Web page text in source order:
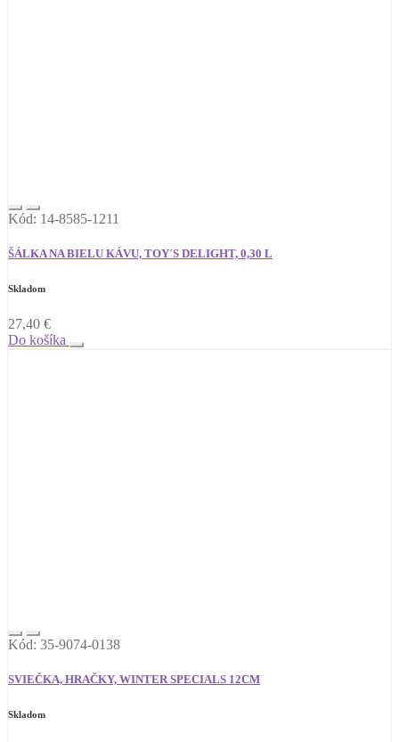
Kód: 14-8585-1211
ŠÁLKA NA BIELU KÁVU, TOY´S DELIGHT, 0,30 L
Skladom
27,40 €
Do košíka
Kód: 35-9074-0138
SVIEČKA, HRAČKY, WINTER SPECIALS 12CM
Skladom